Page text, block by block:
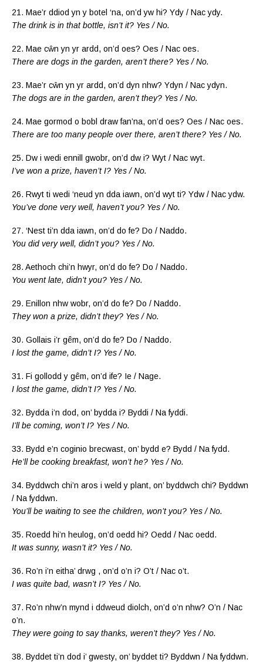
21. Mae’r ddiod yn y botel ‘na, on’d yw hi? Ydy / Nac ydy.
The drink is in that bottle, isn’t it? Yes / No.
22. Mae cŵn yn yr ardd, on’d oes? Oes / Nac oes.
There are dogs in the garden, aren’t there? Yes / No.
23. Mae’r cŵn yn yr ardd, on’d dyn nhw? Ydyn / Nac ydyn.
The dogs are in the garden, aren’t they? Yes / No.
24. Mae gormod o bobl draw fan’na, on’d oes? Oes / Nac oes.
There are too many people over there, aren’t there? Yes / No.
25. Dw i wedi ennill gwobr, on’d dw i? Wyt / Nac wyt.
I’ve won a prize, haven’t I? Yes / No.
26. Rwyt ti wedi ‘neud yn dda iawn, on’d wyt ti? Ydw / Nac ydw.
You’ve done very well, haven’t you? Yes / No.
27. ‘Nest ti’n dda iawn, on’d do fe? Do / Naddo.
You did very well, didn’t you? Yes / No.
28. Aethoch chi’n hwyr, on’d do fe? Do / Naddo.
You went late, didn’t you? Yes / No.
29. Enillon nhw wobr, on’d do fe? Do / Naddo.
They won a prize, didn’t they? Yes / No.
30. Gollais i’r gêm, on’d do fe? Do / Naddo.
I lost the game, didn’t I? Yes / No.
31. Fi gollodd y gêm, on’d ife? Ie / Nage.
I lost the game, didn’t I? Yes / No.
32. Bydda i’n dod, on’ bydda i? Byddi / Na fyddi.
I’ll be coming, won’t I? Yes / No.
33. Bydd e’n coginio brecwast, on’ bydd e? Bydd / Na fydd.
He’ll be cooking breakfast, won’t he? Yes / No.
34. Byddwch chi’n aros i weld y plant, on’ byddwch chi? Byddwn
/ Na fyddwn.
You’ll be waiting to see the children, won’t you? Yes / No.
35. Roedd hi’n heulog, on’d oedd hi? Oedd / Nac oedd.
It was sunny, wasn’t it? Yes / No.
36. Ro’n i’n eitha’ drwg , on’d o’n i? O’t / Nac o’t.
I was quite bad, wasn’t I? Yes / No.
37. Ro’n nhw’n mynd i ddweud diolch, on’d o’n nhw? O’n / Nac
o’n.
They were going to say thanks, weren’t they? Yes / No.
38. Byddet ti’n dod i’ gwesty, on’ byddet ti? Byddwn / Na fyddwn.